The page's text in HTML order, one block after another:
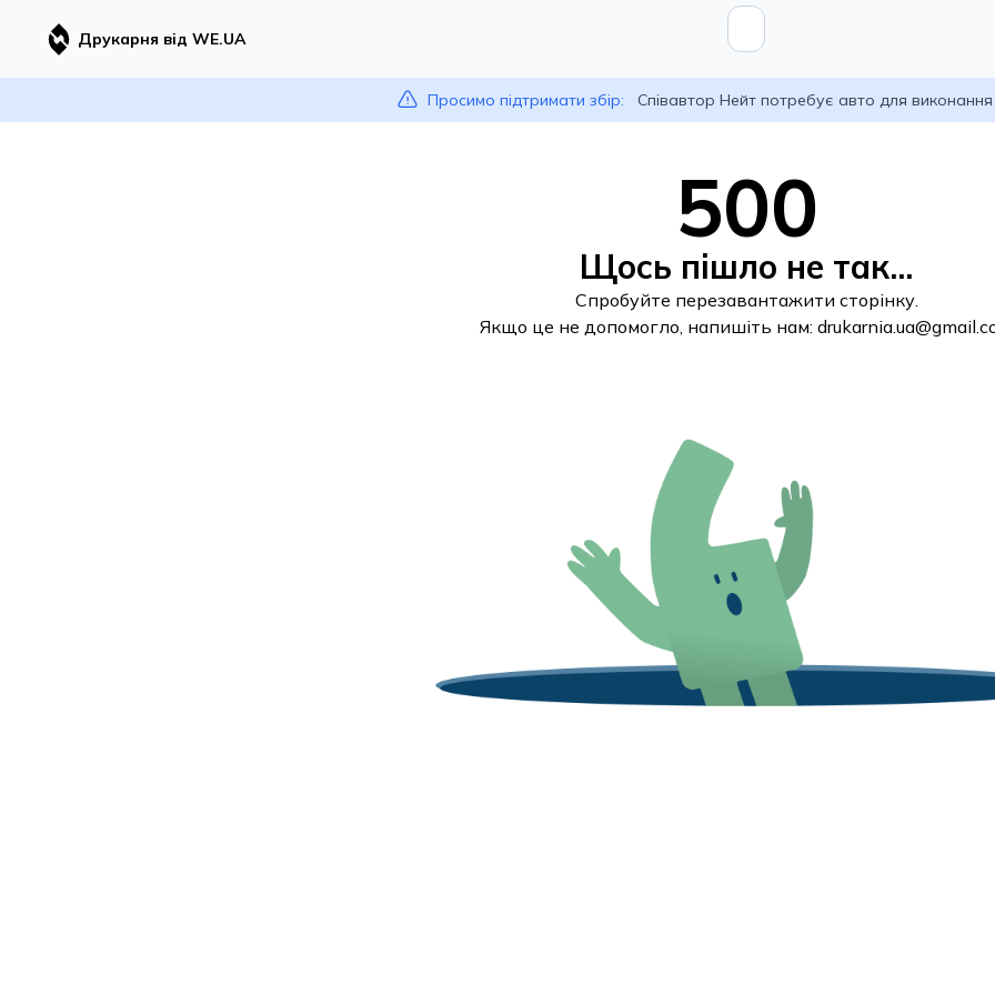
Друкарня від WE.UA
Просимо підтримати збір: Співавтор Нейт потребує авто для
500
Щось пішло не так...
Спробуйте перезавантажити сторінку.
Якщо це не допомогло, напишіть нам: